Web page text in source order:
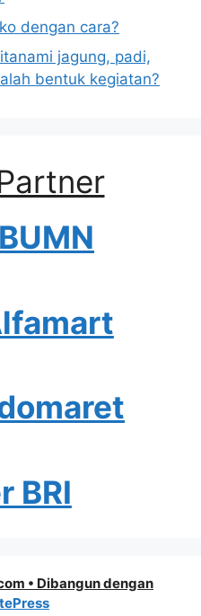
dengan cara?
jagung, padi,
bentuk kegiatan?
BRI
• Dibangun dengan